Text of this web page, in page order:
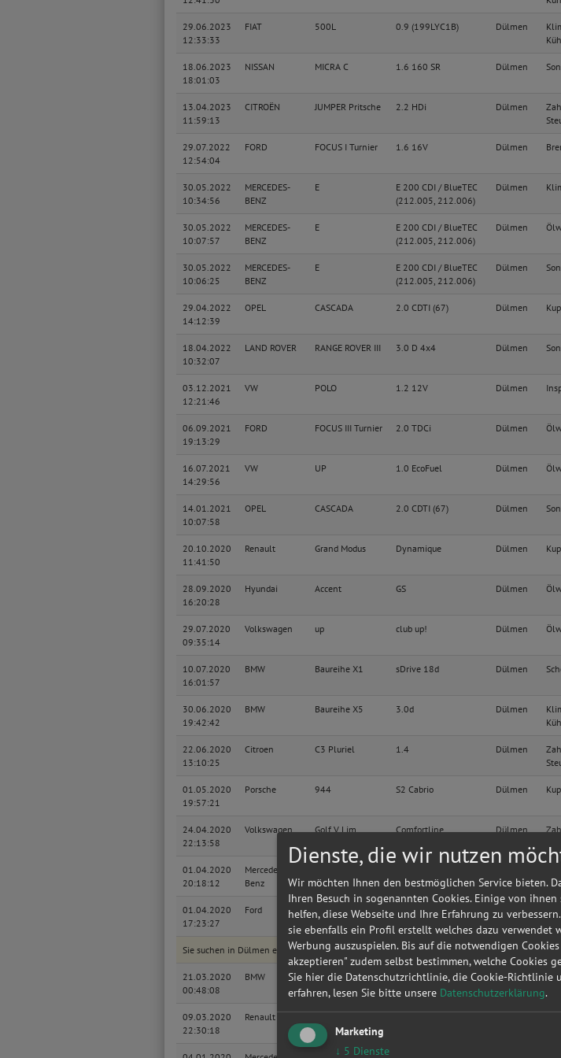
29.06.2023
12:33:33
FIAT 500L 0.9 (199LYC1B) Dülmen
18.06.2023
18:01:03
NISSAN MICRA C 1.6 160 SR Dülmen
13.04.2023
11:59:13
CITROËN JUMPER Pritsche 2.2 HDi Dülmen
29.07.2022
12:54:04
FORD FOCUS I Turnier 1.6 16V Dülmen
30.05.2022
10:34:56
MERCEDES-
BENZ
E
E 200 CDI / BlueTEC
(212.005, 212.006)
Dülmen
30.05.2022
10:07:57
MERCEDES-
BENZ
E
E 200 CDI / BlueTEC
(212.005, 212.006)
Dülmen
30.05.2022
10:06:25
MERCEDES-
BENZ
E
E 200 CDI / BlueTEC
(212.005, 212.006)
Dülmen
29.04.2022
14:12:39
OPEL CASCADA 2.0 CDTI (67) Dülmen
18.04.2022
10:32:07
LAND ROVER RANGE ROVER III 3.0 D 4x4 Dülmen
03.12.2021
12:21:46
VW POLO 1.2 12V Dülmen
06.09.2021
19:13:29
FORD FOCUS III Turnier 2.0 TDCi Dülmen
16.07.2021
14:29:56
VW UP 1.0 EcoFuel Dülmen
14.01.2021
10:07:58
OPEL CASCADA 2.0 CDTI (67) Dülmen
20.10.2020
11:41:50
Renault Grand Modus Dynamique Dülmen
28.09.2020
16:20:28
Hyundai Accent GS Dülmen
29.07.2020
09:35:14
Volkswagen up club up! Dülmen
10.07.2020
16:01:57
BMW Baureihe X1 sDrive 18d Dülmen
30.06.2020
19:42:42
BMW Baureihe X5 3.0d Dülmen
22.06.2020
13:10:25
Citroen C3 Pluriel 1.4 Dülmen
01.05.2020
19:57:21
Porsche 944 S2 Cabrio Dülmen
24.04.2020
22:13:58
Volkswagen Golf V Lim Comfortline Dülmen
01.04.2020
20:18:12
Mercedes-
Benz
(205.036)
01.04.2020
17:23:27
Ford Kuga Titanium Dülmen
Sie suchen in Dülmen eine günstige Werkstatt?Anfrage jetzt stellen
21.03.2020
00:48:08
BMW Baureihe 7 Lim 740Ld xDrive Dülmen
09.03.2020
22:30:18
Renault
Dienste, die wir nutzen
Wir möchten Ihnen den bestmöglichen Service bieten.
Ihren Besuch in sogenannten Cookies. Einige von
helfen, diese Webseite und Ihre Erfahrung zu
sie ebenfalls ein Profil erstellt welches dazu verwendet
Werbung auszuspielen. Bis auf die notwendigen
akzeptieren" zudem selbst bestimmen, welche Cookies
Sie hier die Datenschutzrichtlinie, die Cookie-Richtlinie
erfahren, lesen Sie bitte unsere Datenschutzerklärung.
Marketing
↓ 5 Dienste